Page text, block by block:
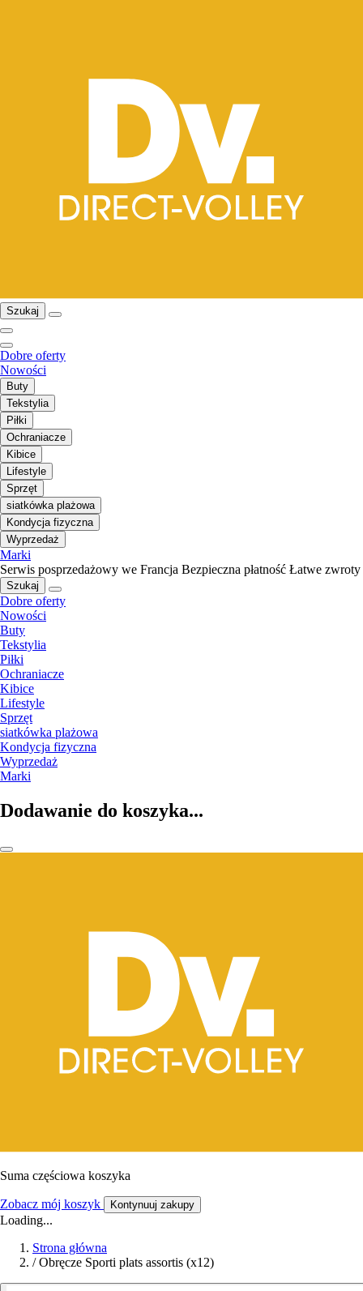
Szukaj
Dobre oferty
Nowości
Buty
Tekstylia
Piłki
Ochraniacze
Kibice
Lifestyle
Sprzęt
siatkówka plażowa
Kondycja fizyczna
Wyprzedaż
Marki
Serwis posprzedażowy we Francja Bezpieczna płatność Łatwe zwroty
Szukaj
Dobre oferty
Nowości
Buty
Tekstylia
Piłki
Ochraniacze
Kibice
Lifestyle
Sprzęt
siatkówka plażowa
Kondycja fizyczna
Wyprzedaż
Marki
Dodawanie do koszyka...
Suma częściowa koszyka
Zobacz mój koszyk Kontynuuj zakupy
Loading...
Strona główna
/ Obręcze Sporti plats assortis (x12)